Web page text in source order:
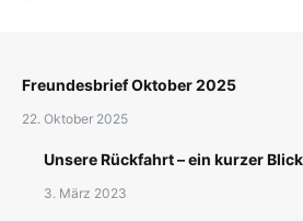
Freundesbrief Oktober 2025
22. Oktober 2025
Unsere Rückfahrt – ein kurzer
3. März 2023